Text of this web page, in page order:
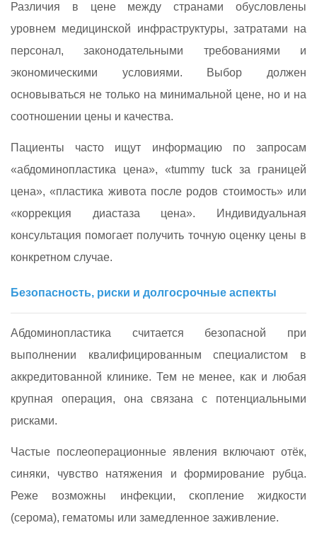
Различия в цене между странами обусловлены
уровнем медицинской инфраструктуры, затратами на
персонал, законодательными требованиями и
экономическими условиями. Выбор должен
основываться не только на минимальной цене, но и на
соотношении цены и качества.
Пациенты часто ищут информацию по запросам
«абдоминопластика цена», «tummy tuck за границей
цена», «пластика живота после родов стоимость» или
«коррекция диастаза цена». Индивидуальная
консультация помогает получить точную оценку цены в
конкретном случае.
Безопасность, риски и долгосрочные аспекты
Абдоминопластика считается безопасной при
выполнении квалифицированным специалистом в
аккредитованной клинике. Тем не менее, как и любая
крупная операция, она связана с потенциальными
рисками.
Частые послеоперационные явления включают отёк,
синяки, чувство натяжения и формирование рубца.
Реже возможны инфекции, скопление жидкости
(серома), гематомы или замедленное заживление.